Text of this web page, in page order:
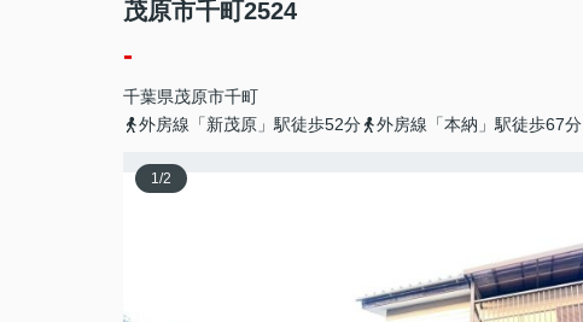
茂原市千町2524
-
千葉県茂原市千町
外房線「新茂原」駅徒歩52分
外房線「本納」駅徒歩67分
1/2